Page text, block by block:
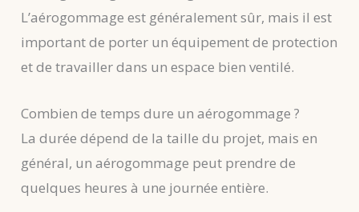
L’aérogommage est généralement sûr, mais il est
important de porter un équipement de protection
et de travailler dans un espace bien ventilé.
Combien de temps dure un aérogommage ?
La durée dépend de la taille du projet, mais en
général, un aérogommage peut prendre de
quelques heures à une journée entière.